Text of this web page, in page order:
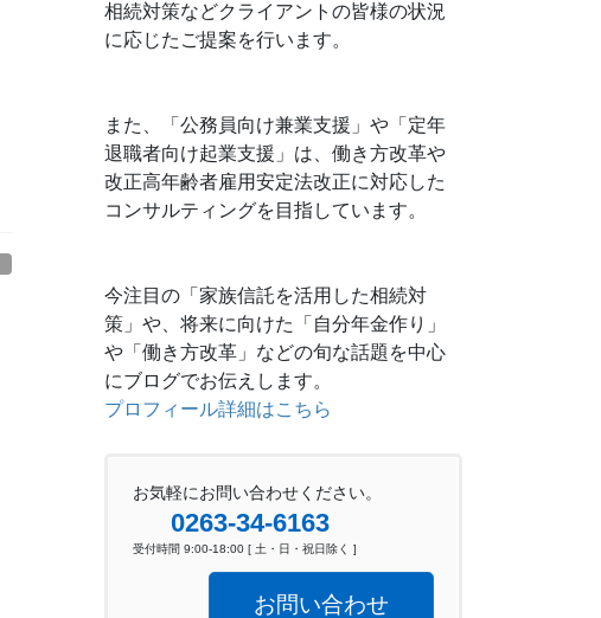
相続対策などクライアントの皆様の状況
に応じたご提案を行います。
また、「公務員向け兼業支援」や「定年
退職者向け起業支援」は、働き方改革や
改正高年齢者雇用安定法改正に対応した
コンサルティングを目指しています。
今注目の「家族信託を活用した相続対
策」や、将来に向けた「自分年金作り」
や「働き方改革」などの旬な話題を中心
にブログでお伝えします。
プロフィール詳細はこちら
お気軽にお問い合わせください。
0263-34-6163
受付時間 9:00-18:00 [ 土・日・祝日除く ]
お問い合わせ